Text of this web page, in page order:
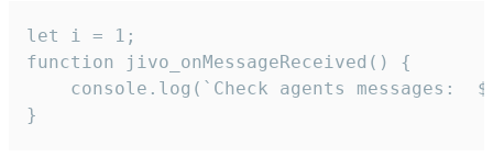
let i = 1;
function jivo_onMessageReceived() {
}